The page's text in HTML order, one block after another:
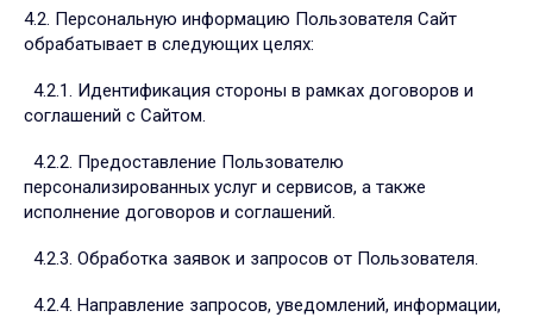
4.2. Персональную информацию Пользователя Сайт
обрабатывает в следующих целях:
4.2.1. Идентификация стороны в рамках договоров и
соглашений с Сайтом.
4.2.2. Предоставление Пользователю
персонализированных услуг и сервисов, а также
исполнение договоров и соглашений.
4.2.3. Обработка заявок и запросов от Пользователя.
4.2.4. Направление запросов, уведомлений, информации,